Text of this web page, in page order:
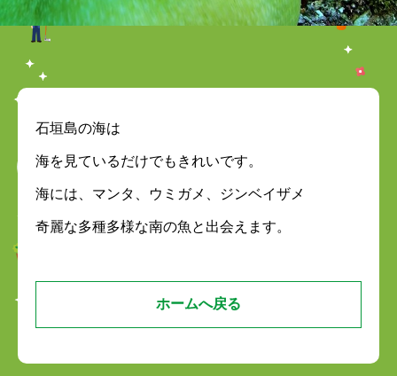
石垣島の海は
海を見ているだけでもきれいです。
海には、マンタ、ウミガメ、ジンベイザメ
奇麗な多種多様な南の魚と出会えます。
ホームへ戻る